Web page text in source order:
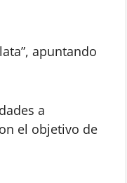
apuntando
a
el objetivo de